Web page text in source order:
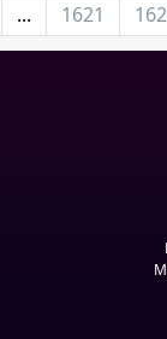
1621
...